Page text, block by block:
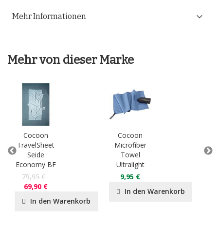
Mehr Informationen
Mehr von dieser Marke
Cocoon
TravelSheet
Seide
Economy BF
79,95 €
69,90 €
In den Warenkorb
Cocoon
Microfiber
Towel
Ultralight
9,95 €
In den Warenkorb